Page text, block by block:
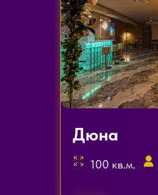
Дюна
100 кв.м.